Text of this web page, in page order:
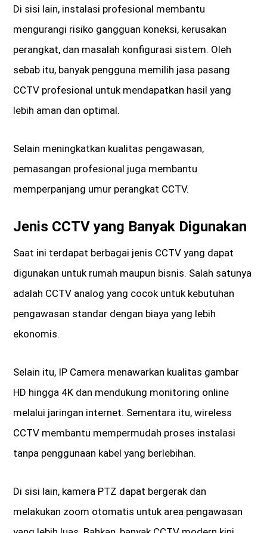
Di sisi lain, instalasi profesional membantu
mengurangi risiko gangguan koneksi, kerusakan
perangkat, dan masalah konfigurasi sistem. Oleh
sebab itu, banyak pengguna memilih jasa pasang
CCTV profesional untuk mendapatkan hasil yang
lebih aman dan optimal.
Selain meningkatkan kualitas pengawasan,
pemasangan profesional juga membantu
memperpanjang umur perangkat CCTV.
Jenis CCTV yang Banyak Digunakan
Saat ini terdapat berbagai jenis CCTV yang dapat
digunakan untuk rumah maupun bisnis. Salah satunya
adalah CCTV analog yang cocok untuk kebutuhan
pengawasan standar dengan biaya yang lebih
ekonomis.
Selain itu, IP Camera menawarkan kualitas gambar
HD hingga 4K dan mendukung monitoring online
melalui jaringan internet. Sementara itu, wireless
CCTV membantu mempermudah proses instalasi
tanpa penggunaan kabel yang berlebihan.
Di sisi lain, kamera PTZ dapat bergerak dan
melakukan zoom otomatis untuk area pengawasan